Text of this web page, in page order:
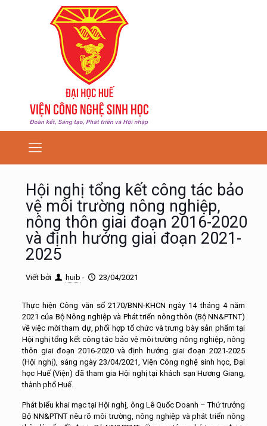
Hội nghị tổng kết công tác bảo
vệ môi trường nông nghiệp,
nông thôn giai đoạn 2016-2020
và định hướng giai đoạn 2021-
2025
Viết bởi huib - 23/04/2021
Thực hiện Công văn số 2170/BNN-KHCN ngày 14 tháng 4 năm
2021 của Bộ Nông nghiệp và Phát triển nông thôn (Bộ NN&PTNT)
về việc mời tham dự, phối hợp tổ chức và trưng bày sản phẩm tại
Hội nghị tổng kết công tác bảo vệ môi trường nông nghiệp, nông
thôn giai đoạn 2016-2020 và định hướng giai đoạn 2021-2025
(Hội nghị), sáng ngày 23/04/2021, Viện Công nghệ sinh học, Đại
học Huế (Viện) đã tham gia Hội nghị tại khách sạn Hương Giang,
thành phố Huế.
Phát biểu khai mạc tại Hội nghị, ông Lê Quốc Doanh – Thứ trưởng
Bộ NN&PTNT nêu rõ môi trường, nông nghiệp và phát triển nông